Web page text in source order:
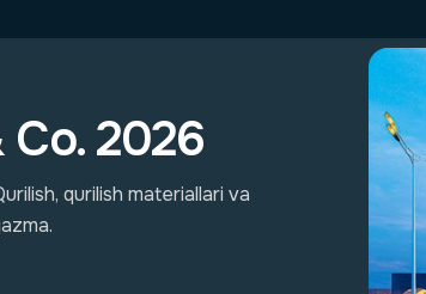
Co. 2026
qurilish materiallari va